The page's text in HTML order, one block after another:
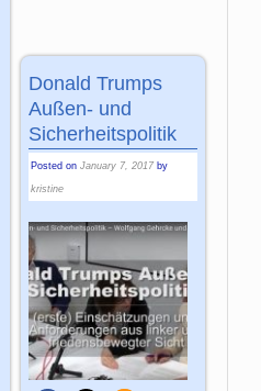
Donald Trumps
Außen- und
Sicherheitspolitik
Posted on January 7, 2017 by
kristine